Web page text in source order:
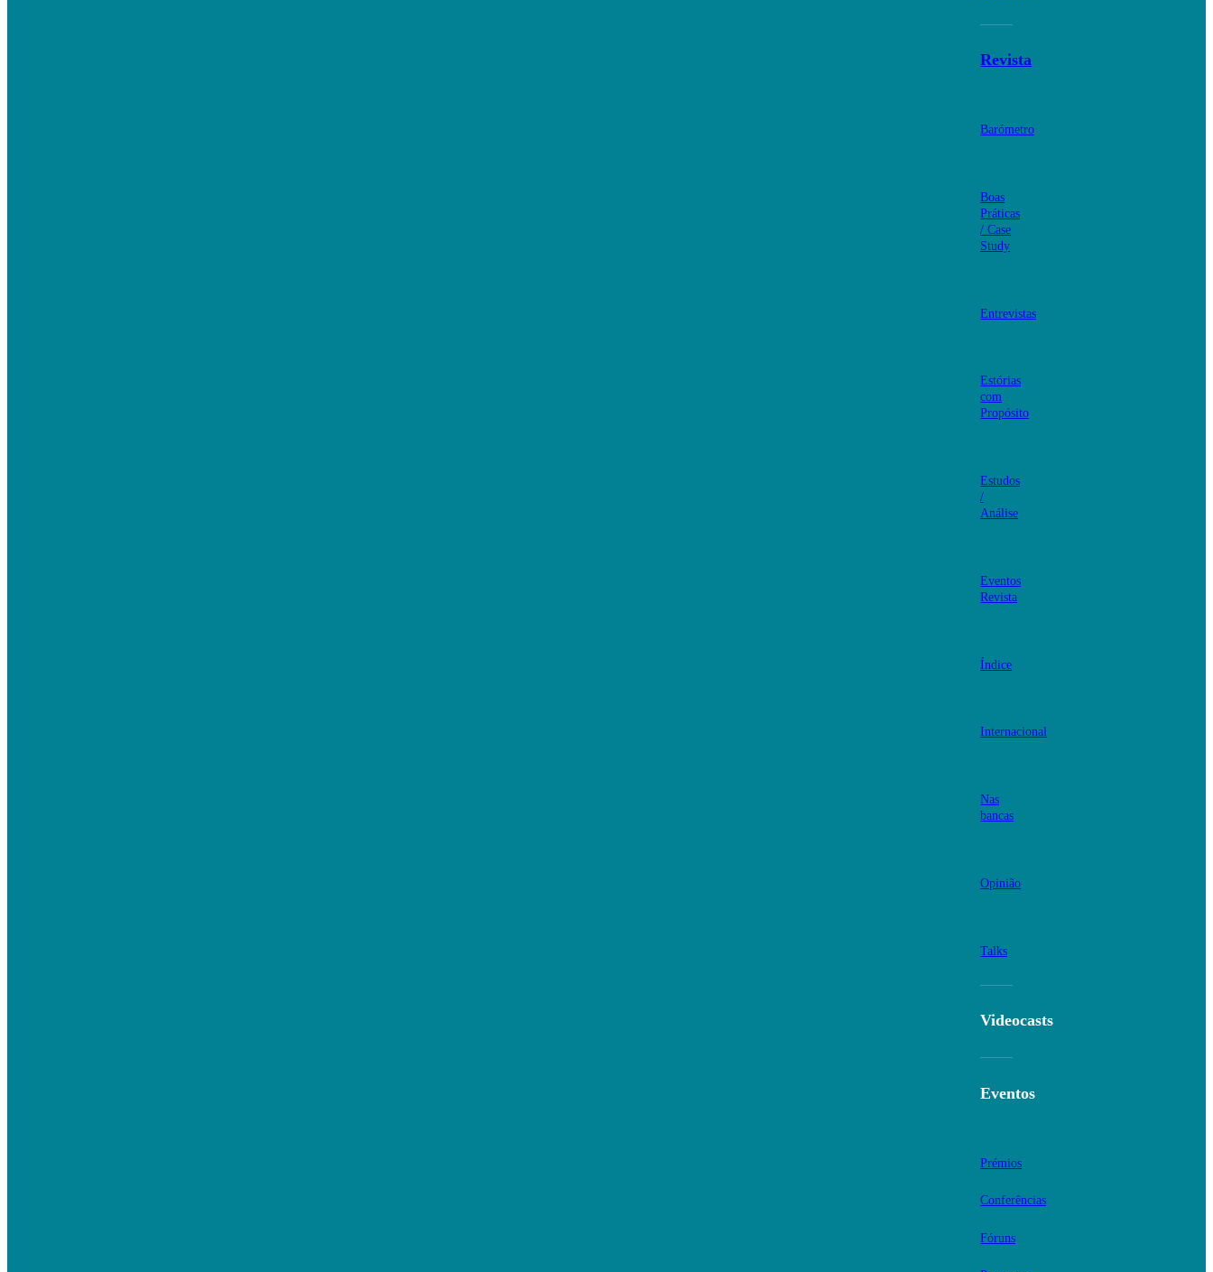
Revista
Barómetro
Boas
Práticas
/ Case
Study
Entrevistas
Estórias
com
Propósito
Estudos
/
Análise
Eventos
Revista
Índice
Internacional
Nas
bancas
Opinião
Talks
Videocasts
Eventos
Prémios
Conferências
Fóruns